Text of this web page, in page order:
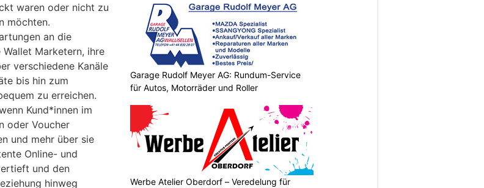
waren oder nicht zu
möchten.
an die
Marketern, ihre
verschiedene Kanäle
bis hin zum
zu erreichen.
Kund*innen im
oder Voucher
und mehr über sie
Online- und
und den
hinweg
Garage Rudolf Meyer AG: Rundum-Service
für Autos, Motorräder und Roller
Werbe Atelier Oberdorf – Veredelung für